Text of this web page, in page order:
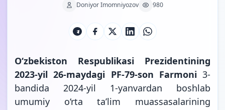
Doniyor Imomniyozov 980
O‘zbekiston Respublikasi Prezidentining
2023-yil 26-maydagi PF-79-son Farmoni 3-
bandida 2024-yil 1-yanvardan boshlab
umumiy o‘rta ta’lim muassasalarining